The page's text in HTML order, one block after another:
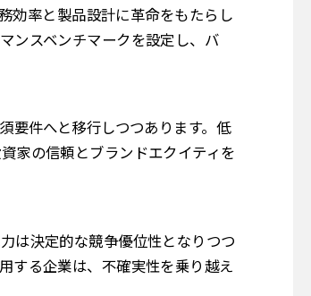
効率と製品設計に革命をもたらし
ンスベンチマークを設定し、バ
要件へと移行しつつあります。低
家の信頼とブランドエクイティを
は決定的な競争優位性となりつつ
する企業は、不確実性を乗り越え